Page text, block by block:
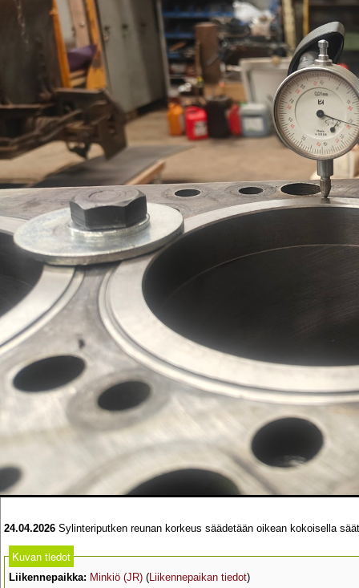
24.04.2026 Sylinteriputken reunan korkeus säädetään oikean kokoisella
Kuvan tiedot
Liikennepaikka: Minkiö (JR) (Liikennepaikan tiedot)